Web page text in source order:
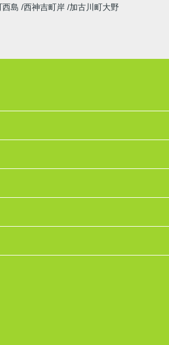
西島 西神吉町岸 加古川町大野